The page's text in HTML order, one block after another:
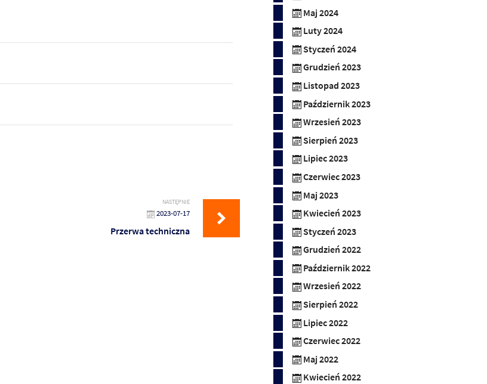
NASTĘPNIE
2023-07-17
Przerwa techniczna
Maj 2024
Luty 2024
Styczeń 2024
Grudzień 2023
Listopad 2023
Październik 2023
Wrzesień 2023
Sierpień 2023
Lipiec 2023
Czerwiec 2023
Maj 2023
Kwiecień 2023
Styczeń 2023
Grudzień 2022
Październik 2022
Wrzesień 2022
Sierpień 2022
Lipiec 2022
Czerwiec 2022
Maj 2022
Kwiecień 2022